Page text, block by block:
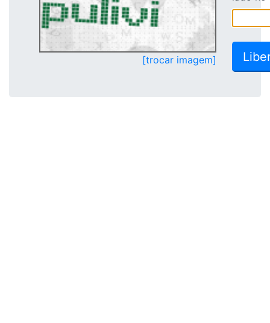
[trocar imagem]